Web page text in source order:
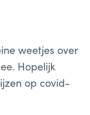
weetjes over
Hopelijk
op covid-